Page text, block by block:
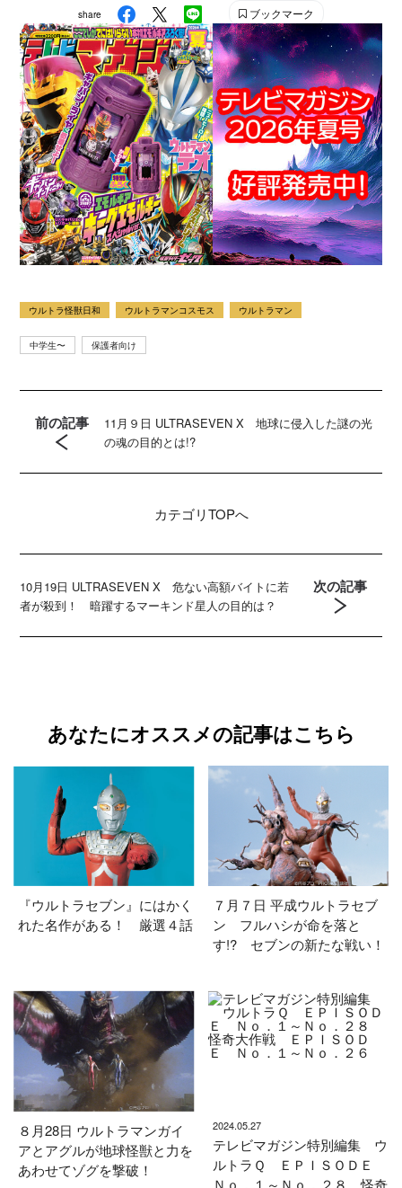
Instagram：＠tele_maga
share ブックマーク
ウルトラ怪獣日和 ウルトラマンコスモス ウルトラマン
中学生〜 保護者向け
前の記事
11月９日 ULTRASEVEN X 地球に侵入した謎の光
の魂の目的とは!?
カテゴリTOPへ
10月19日 ULTRASEVEN X 危ない高額バイトに若
者が殺到！ 暗躍するマーキンド星人の目的は？
次の記事
あなたにオススメの記事はこちら
『ウルトラセブン』にはかく
れた名作がある！ 厳選４話
７月７日 平成ウルトラセブ
ン フルハシが命を落と
す!? セブンの新たな戦い！
８月28日 ウルトラマンガイ
アとアグルが地球怪獣と力を
あわせてゾグを撃破！
2024.05.27
テレビマガジン特別編集 ウ
ルトラＱ ＥＰＩＳＯＤＥ
Ｎｏ．１～Ｎｏ．２８ 怪奇